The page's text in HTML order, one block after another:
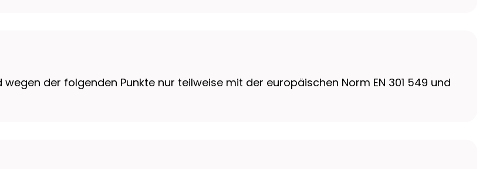
der folgenden Punkte nur teilweise mit der europäischen Norm EN 301 549 und